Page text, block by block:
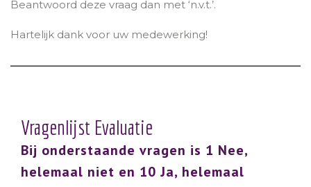
Beantwoord deze vraag dan met ‘n.v.t.’.
Hartelijk dank voor uw medewerking!
Vragenlijst Evaluatie
Bij onderstaande vragen is 1 Nee,
helemaal niet en 10 Ja, helemaal